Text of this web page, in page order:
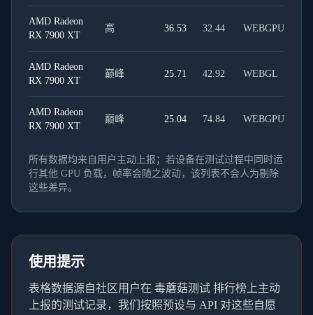
AMD Radeon
RX 7900 XT
高 36.53 32.44 WEBGPU
AMD Radeon
RX 7900 XT
巅峰 25.71 42.92 WEBGL
AMD Radeon
RX 7900 XT
巅峰 25.04 74.84 WEBGPU
所有数据均来自用户主动上报；若设备在测试过程中同时运
行其他 GPU 负载，帧率会随之波动，该列表不会人为剔除
这些差异。
使用提示
表格数据源自社区用户在 毒蘑菇测试 排行榜上主动
上报的测试记录，我们按照预设与 API 对这些自愿